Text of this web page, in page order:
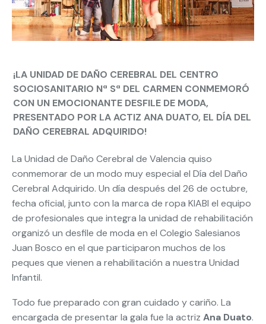
¡LA UNIDAD DE DAÑO CEREBRAL DEL CENTRO
SOCIOSANITARIO Nª Sª DEL CARMEN CONMEMORÓ
CON UN EMOCIONANTE DESFILE DE MODA,
PRESENTADO POR LA ACTIZ ANA DUATO, EL DÍA DEL
DAÑO CEREBRAL ADQUIRIDO!
La Unidad de Daño Cerebral de Valencia quiso
conmemorar de un modo muy especial el Día del Daño
Cerebral Adquirido. Un día después del 26 de octubre,
fecha oficial, junto con la marca de ropa KIABI el equipo
de profesionales que integra la unidad de rehabilitación
organizó un desfile de moda en el Colegio Salesianos
Juan Bosco en el que participaron muchos de los
peques que vienen a rehabilitación a nuestra Unidad
Infantil.
Todo fue preparado con gran cuidado y cariño. La
encargada de presentar la gala fue la actriz Ana Duato.